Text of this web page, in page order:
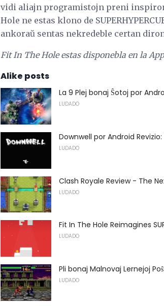
vidi aliajn programistojn preni
Hole ne estas klono de
ankoraŭ sentas nekredeble certan
Fit In The Hole estas disponebla en la
Alike posts
La 9 Plej bonaj Ŝotoj por
LUDADO
Downwell por Android
LUDADO
Clash Royale Review - The
LUDADO
Fit In The Hole Reimagines
LUDADO
Pli bonaj Malnovaj Lernejoj
LUDADO